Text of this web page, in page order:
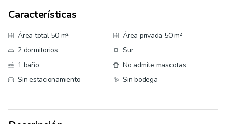
Características
Área total 50 m²
Área privada 50 m²
2 dormitorios
Sur
1 baño
No admite mascotas
Sin estacionamiento
Sin bodega